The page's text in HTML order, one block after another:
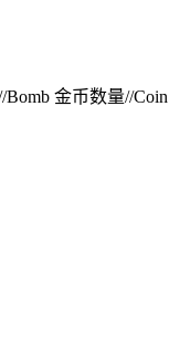
金币数量//Coin